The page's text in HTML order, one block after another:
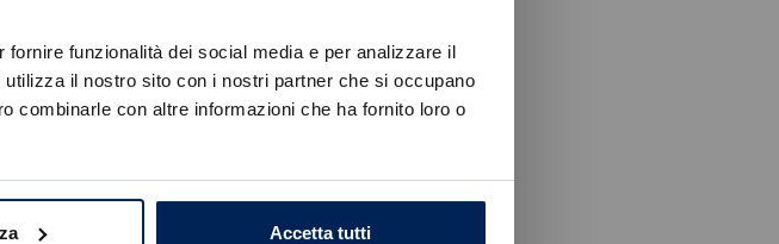
funzionalità dei social media e per analizzare il
il nostro sito con i nostri partner che si occupano
combinarle con altre informazioni che ha fornito loro o
Accetta tutti
di
riuscito